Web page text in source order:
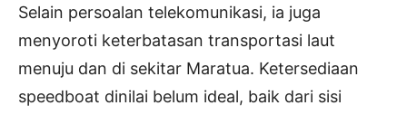
Selain persoalan telekomunikasi, ia juga
menyoroti keterbatasan transportasi laut
menuju dan di sekitar Maratua. Ketersediaan
speedboat dinilai belum ideal, baik dari sisi